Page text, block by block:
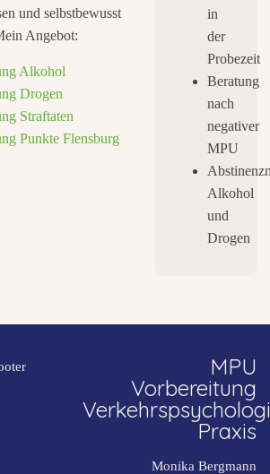
und selbstbewusst
Angebot:
Alkohol
Drogen
Straftaten
Punkte Flensburg
in
der
Probezeit
Beratung
nach
negativer
MPU
Alkohol
und
Drogen
MPU
Vorbereitung
Praxis
Monika Bergmann